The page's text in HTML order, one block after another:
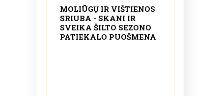
MOLIŪGŲ IR VIŠTIENOS
SRIUBA - SKANI IR
SVEIKA ŠILTO SEZONO
PATIEKALO PUOŠMENA